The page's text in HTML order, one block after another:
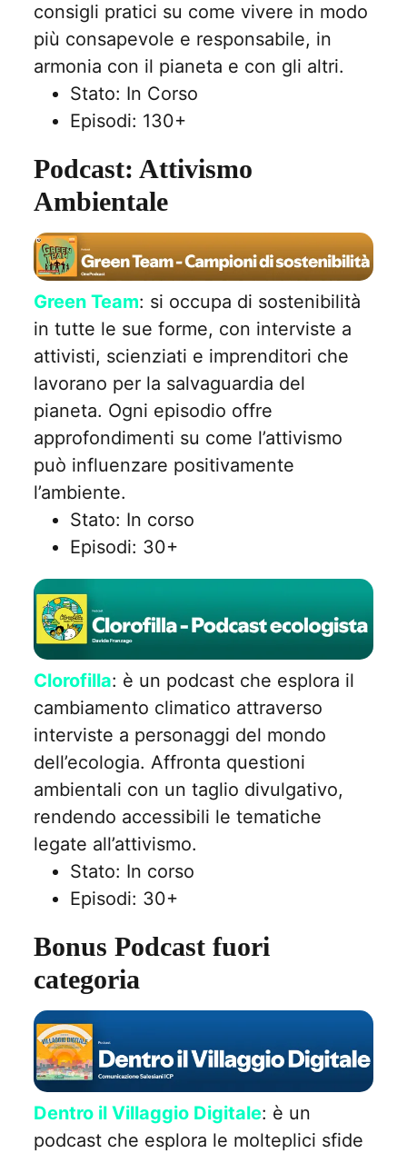
consigli pratici su come vivere in modo
più consapevole e responsabile, in
armonia con il pianeta e con gli altri.
Stato: In Corso
Episodi: 130+
Podcast: Attivismo
Ambientale
Green Team: si occupa di sostenibilità
in tutte le sue forme, con interviste a
attivisti, scienziati e imprenditori che
lavorano per la salvaguardia del
pianeta. Ogni episodio offre
approfondimenti su come l’attivismo
può influenzare positivamente
l’ambiente.
Stato: In corso
Episodi: 30+
Clorofilla: è un podcast che esplora il
cambiamento climatico attraverso
interviste a personaggi del mondo
dell’ecologia. Affronta questioni
ambientali con un taglio divulgativo,
rendendo accessibili le tematiche
legate all’attivismo.
Stato: In corso
Episodi: 30+
Bonus Podcast fuori
categoria
Dentro il Villaggio Digitale: è un
podcast che esplora le molteplici sfide